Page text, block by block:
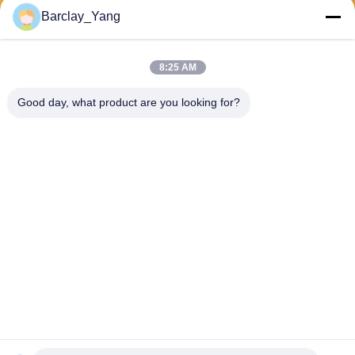
Barclay_Yang
8:25 AM
Good day, what product are you looking for?